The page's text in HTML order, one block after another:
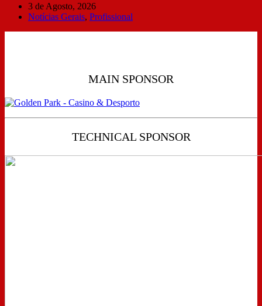
3 de Agosto, 2026
Notícias Gerais, Profissional
MAIN SPONSOR
TECHNICAL SPONSOR